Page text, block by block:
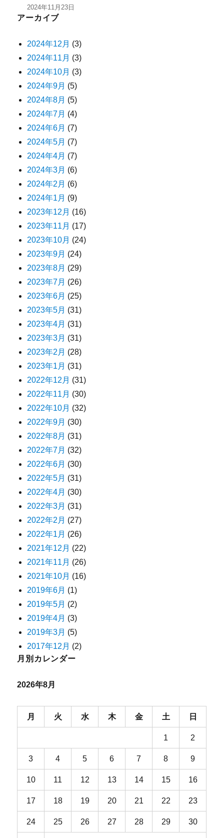
2024年11月23日
アーカイブ
2024年12月 (3)
2024年11月 (3)
2024年10月 (3)
2024年9月 (5)
2024年8月 (5)
2024年7月 (4)
2024年6月 (7)
2024年5月 (7)
2024年4月 (7)
2024年3月 (6)
2024年2月 (6)
2024年1月 (9)
2023年12月 (16)
2023年11月 (17)
2023年10月 (24)
2023年9月 (24)
2023年8月 (29)
2023年7月 (26)
2023年6月 (25)
2023年5月 (31)
2023年4月 (31)
2023年3月 (31)
2023年2月 (28)
2023年1月 (31)
2022年12月 (31)
2022年11月 (30)
2022年10月 (32)
2022年9月 (30)
2022年8月 (31)
2022年7月 (32)
2022年6月 (30)
2022年5月 (31)
2022年4月 (30)
2022年3月 (31)
2022年2月 (27)
2022年1月 (26)
2021年12月 (22)
2021年11月 (26)
2021年10月 (16)
2019年6月 (1)
2019年5月 (2)
2019年4月 (3)
2019年3月 (5)
2017年12月 (2)
月別カレンダー
2026年8月
月 火 水 木 金 土 日
1 2
3 4 5 6 7 8 9
10 11 12 13 14 15 16
17 18 19 20 21 22 23
24 25 26 27 28 29 30